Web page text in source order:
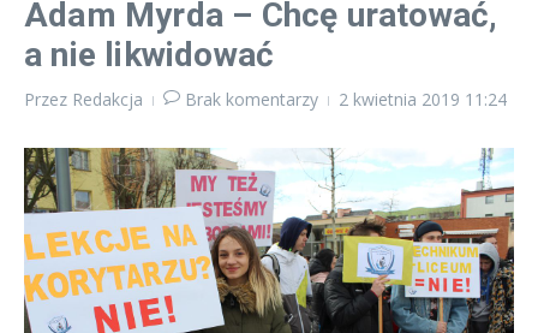
Adam Myrda – Chcę uratować,
a nie likwidować
Przez Redakcja Brak komentarzy 2 kwietnia 2019 11:24